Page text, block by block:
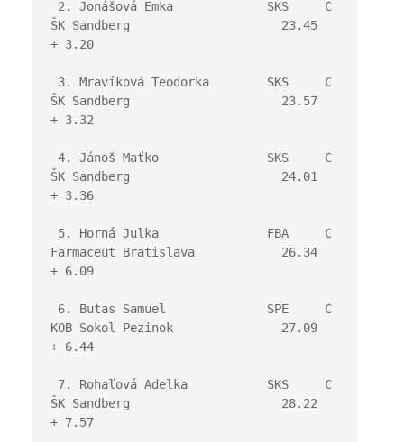
ŠK Sandberg                     23.45
+ 3.20
ŠK Sandberg                     23.57
+ 3.32
ŠK Sandberg                     24.01
+ 3.36
Farmaceut Bratislava            26.34
+ 6.09
KOB Sokol Pezinok               27.09
+ 6.44
ŠK Sandberg                     28.22
+ 7.57